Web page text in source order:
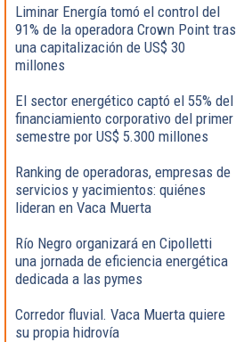
Liminar Energía tomó el control del
91% de la operadora Crown Point tras
una capitalización de US$ 30
millones
El sector energético captó el 55% del
financiamiento corporativo del primer
semestre por US$ 5.300 millones
Ranking de operadoras, empresas de
servicios y yacimientos: quiénes
lideran en Vaca Muerta
Río Negro organizará en Cipolletti
una jornada de eficiencia energética
dedicada a las pymes
Corredor fluvial. Vaca Muerta quiere
su propia hidrovía